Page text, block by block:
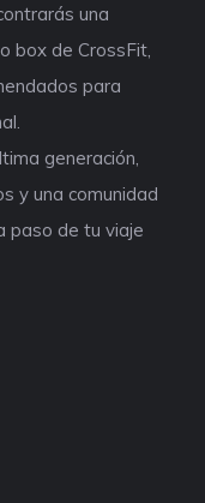
una
box de CrossFit,
para
generación,
y una comunidad
paso de tu viaje